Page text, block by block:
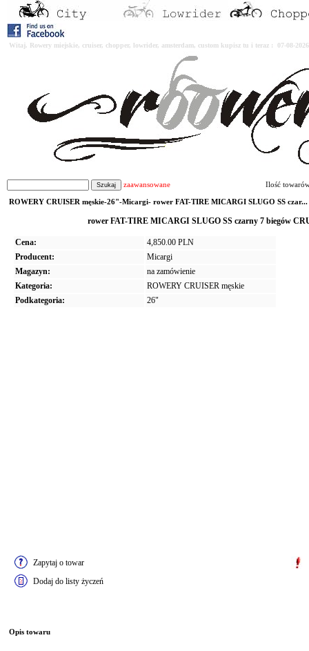
Witaj. Rowery miejskie, cruiser, chopper, lowrider, amsterdam, custom kupisz tu i teraz : 07-08-
zaawansowane Ilość
ROWERY CRUISER męskie-26"-Micargi- rower FAT-TIRE MICARGI SLUGO SS czar...
rower FAT-TIRE MICARGI SLUGO SS czarny 7 biegów
Cena:
4,850.00 PLN
Producent:
Micargi
Magazyn:
na zamówienie
Kategoria:
ROWERY CRUISER męskie
Podkategoria:
26"
Zapytaj o towar
Dodaj do listy życzeń
Opis towaru